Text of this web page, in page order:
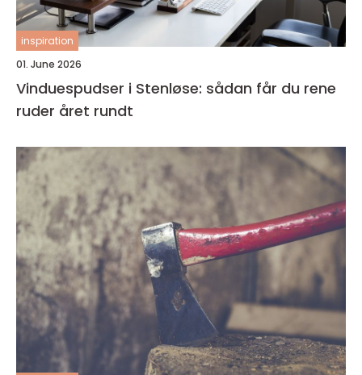
inspiration
01. June 2026
Vinduespudser i Stenløse: sådan får du rene
ruder året rundt